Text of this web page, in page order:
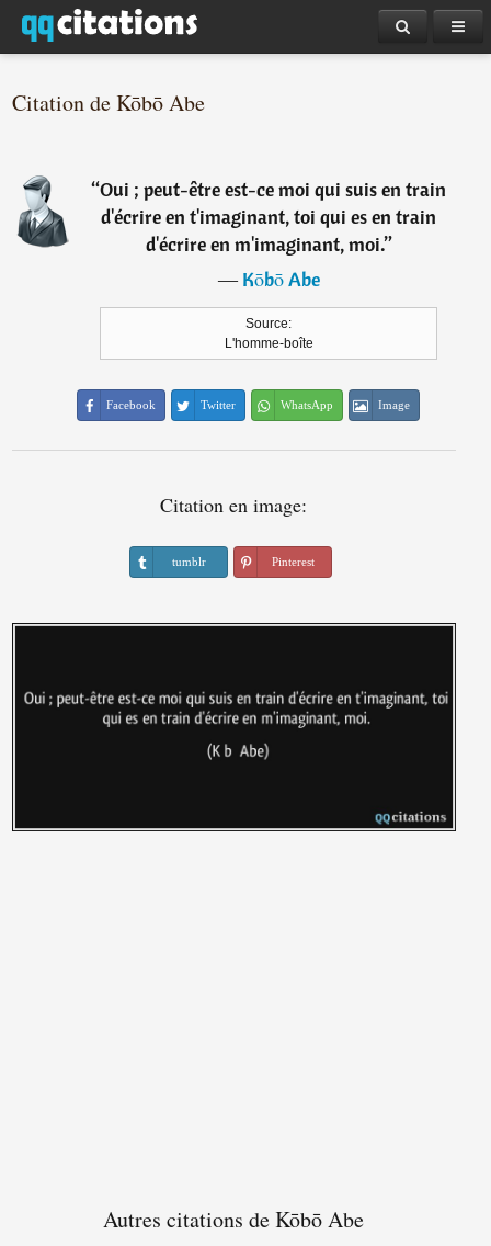
Citation de Kōbō Abe
“Oui ; peut-être est-ce moi qui suis en train
d'écrire en t'imaginant, toi qui es en train
d'écrire en m'imaginant, moi.”
―Kōbō Abe
Source:
L'homme-boîte
Facebook Twitter WhatsApp Image
Citation en image:
tumblr Pinterest
Autres citations de Kōbō Abe